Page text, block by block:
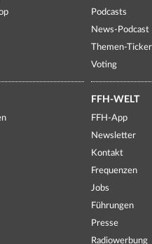
Podcasts
News-Podcast
Themen-Ticker
Voting
FFH-WELT
FFH-App
Newsletter
Kontakt
Frequenzen
Jobs
Führungen
Presse
Radiowerbung